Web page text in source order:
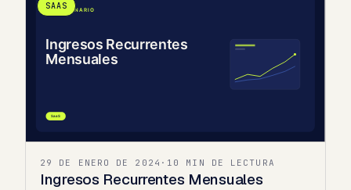
SAAS
29 DE ENERO DE 2024 · 10 MIN DE LECTURA
Ingresos Recurrentes Mensuales